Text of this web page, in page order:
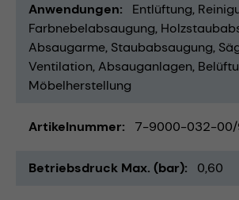
Anwendungen Entlüftung
Farbnebelabsaugung
Absaugarme Staubabsaugung
Ventilation Absauganlagen
Möbelherstellung
Artikelnummer 7-9000-032-00/
Betriebsdruck Max. (bar) 0,60